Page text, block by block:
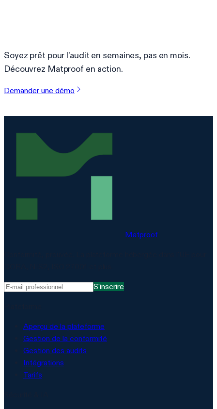
Soyez prêt pour l’audit en semaines, pas en mois.
Découvrez Matproof en action.
Demander une démo
Matproof
S'inscrire
Aperçu de la plateforme
Gestion de la conformité
Gestion des audits
Intégrations
Tarifs